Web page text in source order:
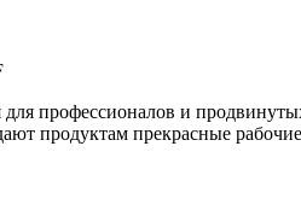
профессионалов и
продуктам прекрасные